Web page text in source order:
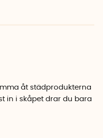
åt städprodukterna
in i skåpet drar du bara